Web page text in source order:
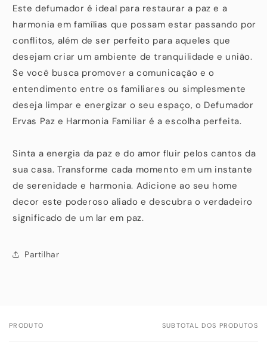
Este defumador é ideal para restaurar a paz e a
harmonia em famílias que possam estar passando por
conflitos, além de ser perfeito para aqueles que
desejam criar um ambiente de tranquilidade e união.
Se você busca promover a comunicação e o
entendimento entre os familiares ou simplesmente
deseja limpar e energizar o seu espaço, o Defumador
Ervas Paz e Harmonia Familiar é a escolha perfeita.
Sinta a energia da paz e do amor fluir pelos cantos da
sua casa. Transforme cada momento em um instante
de serenidade e harmonia. Adicione ao seu home
decor este poderoso aliado e descubra o verdadeiro
significado de um lar em paz.
Partilhar
O
PRODUTO SUBTOTAL DOS PRODUTOS